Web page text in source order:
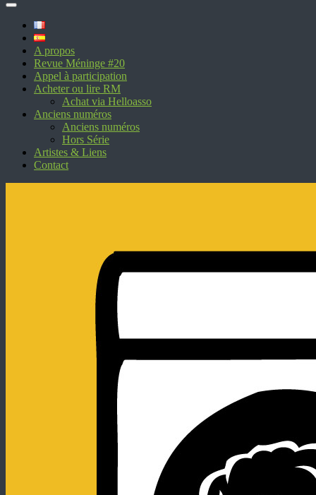
A propos
Revue Méninge #20
Appel à participation
Acheter ou lire RM
Achat via Helloasso
Anciens numéros
Anciens numéros
Hors Série
Artistes & Liens
Contact